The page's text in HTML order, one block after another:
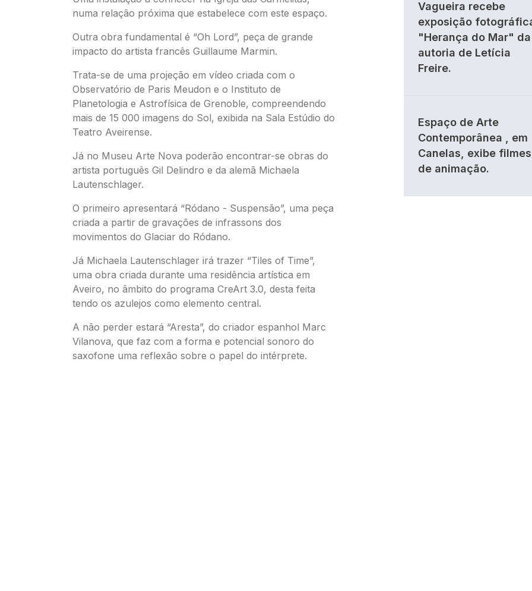
numa relação próxima que estabelece com este espaço.
Outra obra fundamental é “Oh Lord”, peça de grande
impacto do artista francês Guillaume Marmin.
Trata-se de uma projeção em vídeo criada com o
Observatório de Paris Meudon e o Instituto de
Planetologia e Astrofísica de Grenoble, compreendendo
mais de 15 000 imagens do Sol, exibida na Sala Estúdio do
Teatro Aveirense.
Já no Museu Arte Nova poderão encontrar-se obras do
artista português Gil Delindro e da alemã Michaela
Lautenschlager.
O primeiro apresentará “Ródano - Suspensão”, uma peça
criada a partir de gravações de infrassons dos
movimentos do Glaciar do Ródano.
Já Michaela Lautenschlager irá trazer “Tiles of Time”,
uma obra criada durante uma residência artística em
Aveiro, no âmbito do programa CreArt 3.0, desta feita
tendo os azulejos como elemento central.
A não perder estará “Aresta”, do criador espanhol Marc
Vilanova, que faz com a forma e potencial sonoro do
saxofone uma reflexão sobre o papel do intérprete.
Vagueira recebe
exposição
"Herança do Mar" da
autoria de Letícia
Freire.
Espaço de Arte
Contemporânea , em
Canelas, exibe filmes
de animação.